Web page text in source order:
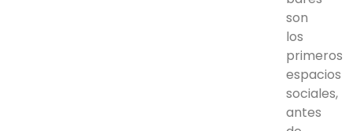
son
los
primeros
espacios
sociales,
antes